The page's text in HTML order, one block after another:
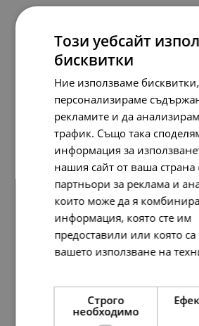
Keith Haring x Pandora Пръстен Art
29 лв. 152.00 €
Този уебсайт
бисквитки
Ние използваме
персонализираме
рекламите и да
трафик. Също така
информация за
нашия сайт от ваша
партньори за реклама и
които може да я
информация, която сте им
предоставили или която
вашето използване на
Строго
необходимо